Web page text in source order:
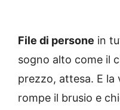
File di persone in
sogno alto come il
prezzo, attesa. E la
rompe il brusio e